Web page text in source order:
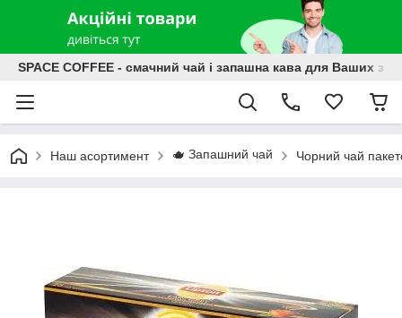
SPACE COFFEE - смачний чай і запашна кава для Ваших
Наш асортимент 🫖 Запашний чай Чорний чай